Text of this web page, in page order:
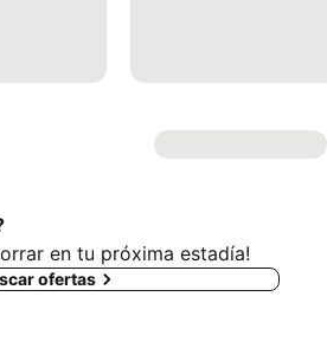
en tu próxima estadía!
ofertas